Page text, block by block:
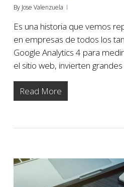
By Jose Valenzuela
Es una historia que vemos
en empresas de todos los
Google Analytics 4 para
el sitio web, invierten
Read More